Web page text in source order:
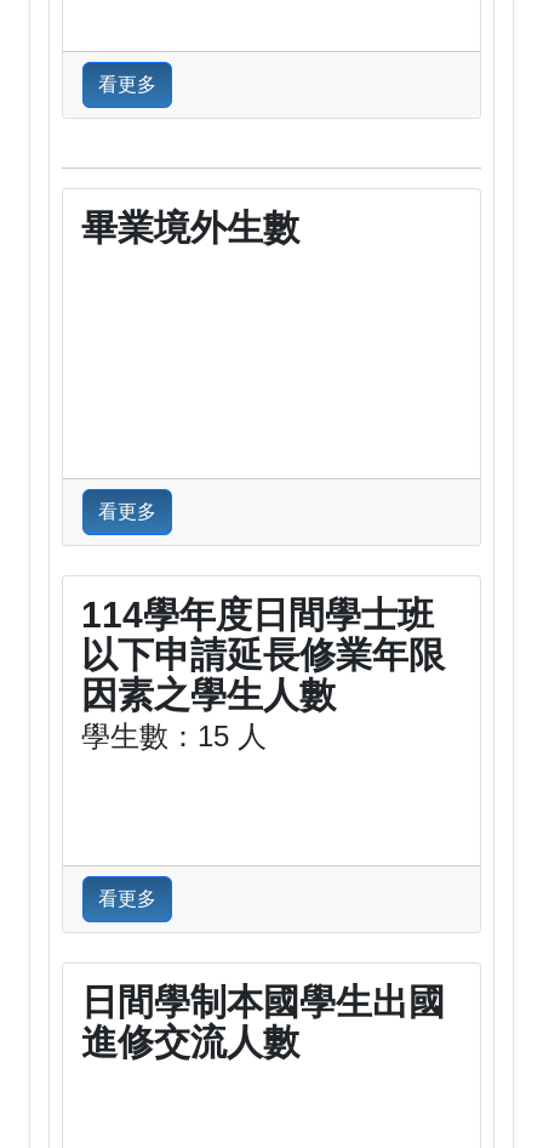
看更多
畢業境外生數
看更多
114學年度日間學士班
以下申請延長修業年限
因素之學生人數
學生數：15 人
看更多
日間學制本國學生出國
進修交流人數